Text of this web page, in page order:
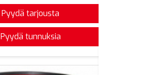
Pyydä tarjousta
Pyydä tunnuksia